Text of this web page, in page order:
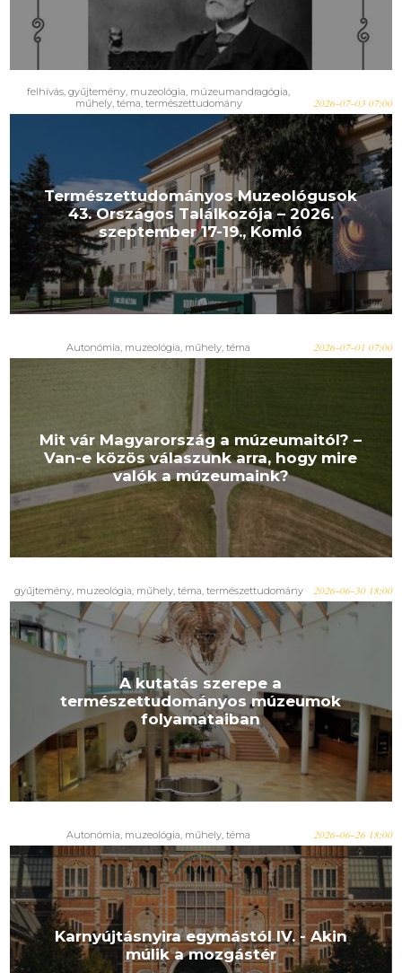
felhívás gyűjtemény muzeológia múzeumandragógia
műhely, téma természettudomány 2026-07-03 07:00
Természettudományos Muzeológusok
43. Országos Találkozója – 2026.
szeptember 17-19., Komló
Autonómia muzeológia műhely téma 2026-07-01 07:00
Mit vár Magyarország a múzeumaitól? –
Van-e közös válaszunk arra, hogy mire
valók a múzeumaink?
gyűjtemény, muzeológia, műhely, téma, természettudomány 2026-06-30 18:00
A kutatás szerepe a
természettudományos múzeumok
folyamataiban
Autonómia, muzeológia, műhely, téma 2026-06-26 18:00
Karnyújtásnyira egymástól IV. - Akin
múlik a mozgástér